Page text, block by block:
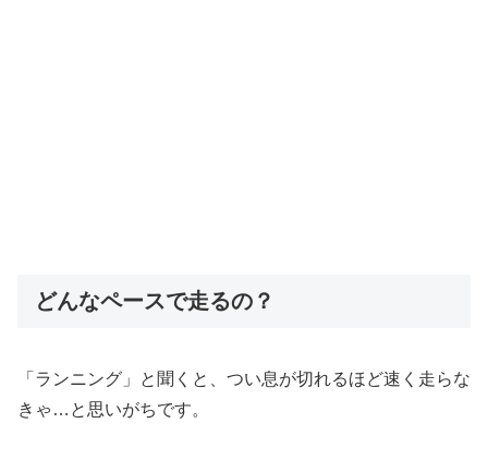
どんなペースで走るの？
「ランニング」と聞くと、つい息が切れるほど速く走らな
きゃ…と思いがちです。